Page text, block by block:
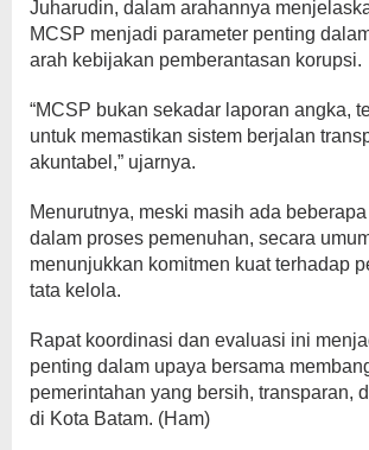
Juharudin, dalam arahannya
MCSP menjadi parameter penting
arah kebijakan pemberantasan korupsi.
“MCSP bukan sekadar laporan angka,
untuk memastikan sistem berjalan
akuntabel,” ujarnya.
Menurutnya, meski masih ada
dalam proses pemenuhan, secara
menunjukkan komitmen kuat terhadap
tata kelola.
Rapat koordinasi dan evaluasi ini
penting dalam upaya bersama
pemerintahan yang bersih, transparan,
di Kota Batam. (Ham)